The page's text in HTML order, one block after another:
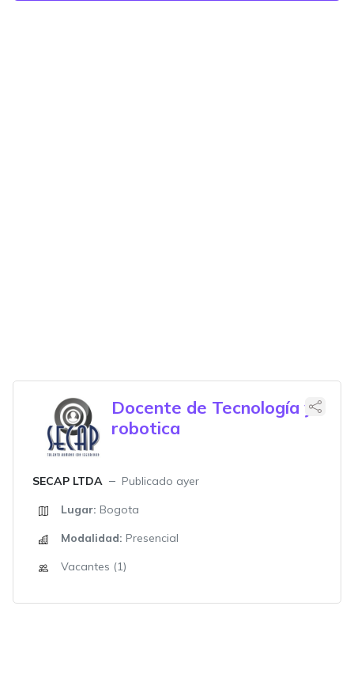
Docente de Tecnología y
robotica
SECAP LTDA
Publicado ayer
Lugar: Bogota
Modalidad: Presencial
Vacantes (1)